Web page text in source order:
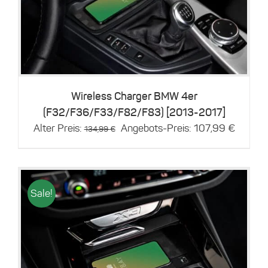
Wireless Charger BMW 4er
(F32/F36/F33/F82/F83) [2013-2017]
Alter Preis: 134,99€
Ursprünglicher
134,99 €
Angebots-Preis: 107,99 €
107,99
Sale!
Dieses
Produkt
Details